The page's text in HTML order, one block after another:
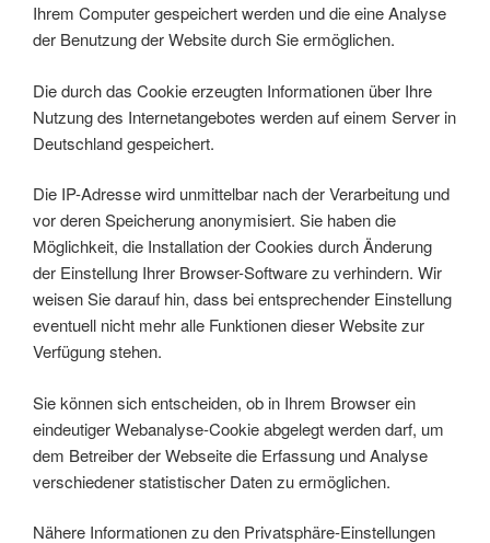
Ihrem Computer gespeichert werden und die eine Analyse
der Benutzung der Website durch Sie ermöglichen.
Die durch das Cookie erzeugten Informationen über Ihre
Nutzung des Internetangebotes werden auf einem Server in
Deutschland gespeichert.
Die IP-Adresse wird unmittelbar nach der Verarbeitung und
vor deren Speicherung anonymisiert. Sie haben die
Möglichkeit, die Installation der Cookies durch Änderung
der Einstellung Ihrer Browser-Software zu verhindern. Wir
weisen Sie darauf hin, dass bei entsprechender Einstellung
eventuell nicht mehr alle Funktionen dieser Website zur
Verfügung stehen.
Sie können sich entscheiden, ob in Ihrem Browser ein
eindeutiger Webanalyse-Cookie abgelegt werden darf, um
dem Betreiber der Webseite die Erfassung und Analyse
verschiedener statistischer Daten zu ermöglichen.
Nähere Informationen zu den Privatsphäre-Einstellungen